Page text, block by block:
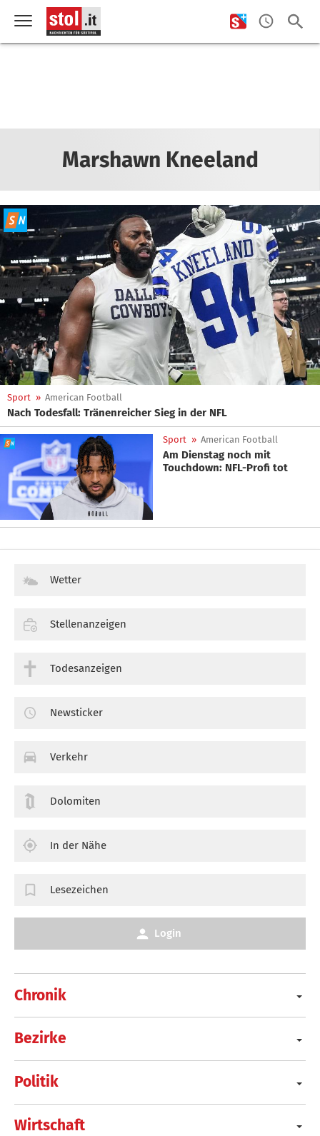
Marshawn Kneeland
Sport » American Football
Nach Todesfall: Tränenreicher Sieg in der NFL
Sport » American Football
Am Dienstag noch mit
Touchdown: NFL-Profi tot
Chronik
Bezirke
Politik
Wirtschaft
Wetter
Stellenanzeigen
Todesanzeigen
Newsticker
Verkehr
Dolomiten
In der Nähe
Lesezeichen
Login